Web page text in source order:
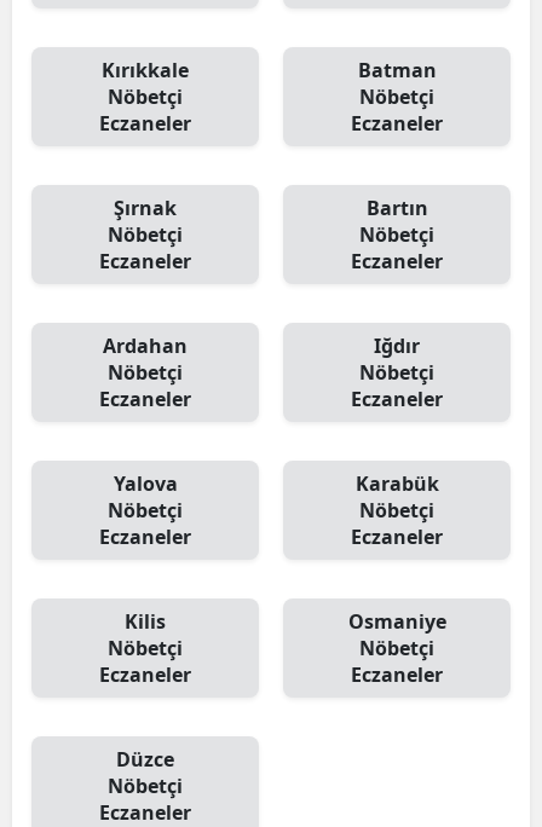
Kırıkkale
Nöbetçi
Eczaneler
Batman
Nöbetçi
Eczaneler
Şırnak
Nöbetçi
Eczaneler
Bartın
Nöbetçi
Eczaneler
Ardahan
Nöbetçi
Eczaneler
Iğdır
Nöbetçi
Eczaneler
Yalova
Nöbetçi
Eczaneler
Karabük
Nöbetçi
Eczaneler
Kilis
Nöbetçi
Eczaneler
Osmaniye
Nöbetçi
Eczaneler
Düzce
Nöbetçi
Eczaneler